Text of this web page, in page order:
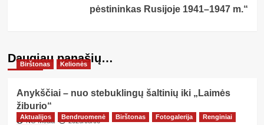
pėstininkas Rusijoje 1941–1947 m.“
Daugiau panašių…
Birštonas Kelionės
Anykščiai – nuo stebuklingų šaltinių iki „Laimės
žiburio“
NG Media 2026/08/06
Aktualijos Bendruomenė Birštonas Fotogalerija
Renginiai